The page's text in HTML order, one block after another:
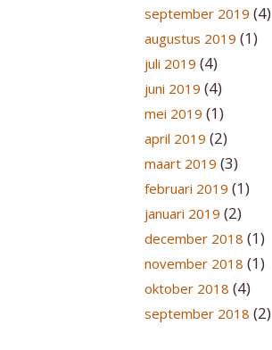
september 2019 (4)
augustus 2019 (1)
juli 2019 (4)
juni 2019 (4)
mei 2019 (1)
april 2019 (2)
maart 2019 (3)
februari 2019 (1)
januari 2019 (2)
december 2018 (1)
november 2018 (1)
oktober 2018 (4)
september 2018 (2)